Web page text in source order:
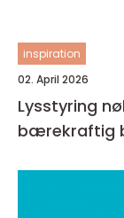
inspiration
02. April 2026
Lysstyring nøkkelen til smartere og mer
bærekraftig